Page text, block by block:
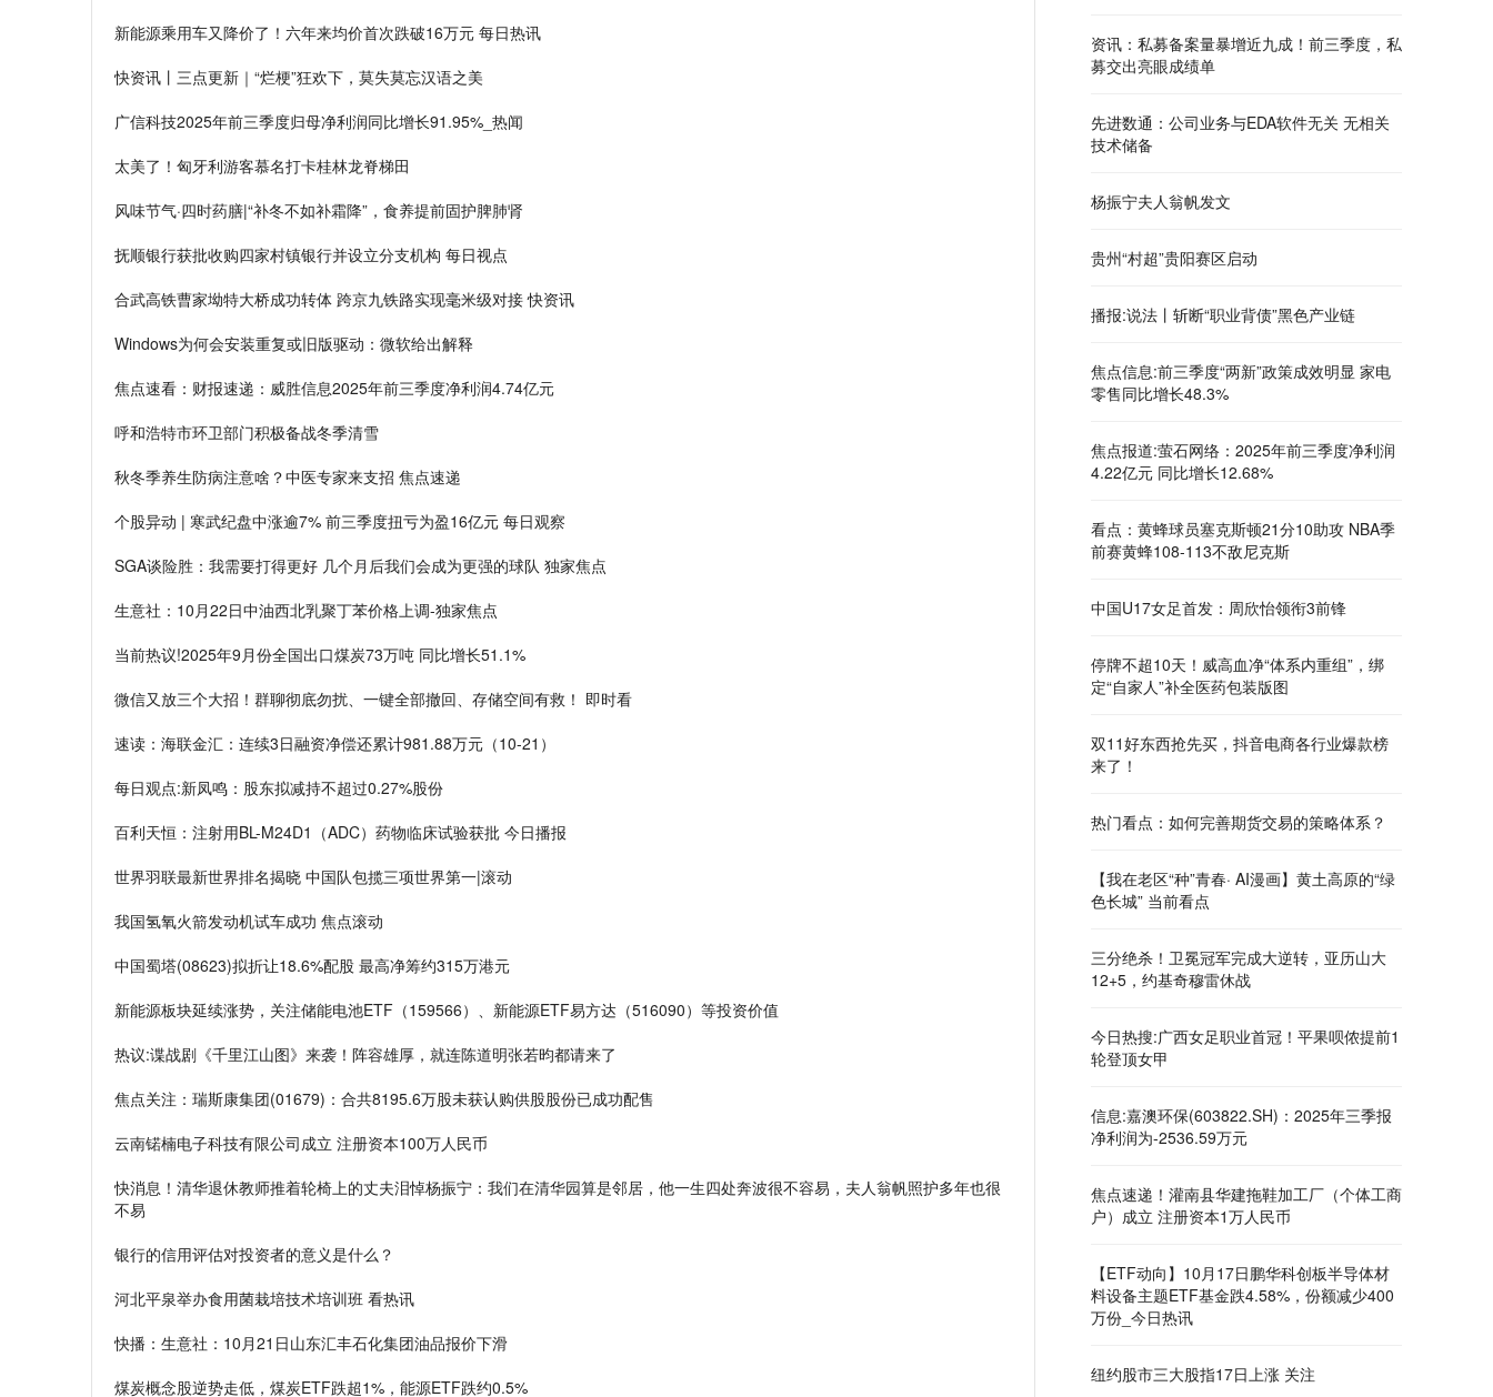
新能源乘用车又降价了！六年来均价首次跌破16万元 每日热讯
快资讯丨三点更新｜“烂梗”狂欢下，莫失莫忘汉语之美
广信科技2025年前三季度归母净利润同比增长91.95%_热闻
太美了！匈牙利游客慕名打卡桂林龙脊梯田
风味节气·四时药膳|“补冬不如补霜降”，食养提前固护脾肺肾
抚顺银行获批收购四家村镇银行并设立分支机构 每日视点
合武高铁曹家坳特大桥成功转体 跨京九铁路实现毫米级对接 快资讯
Windows为何会安装重复或旧版驱动：微软给出解释
焦点速看：财报速递：威胜信息2025年前三季度净利润4.74亿元
呼和浩特市环卫部门积极备战冬季清雪
秋冬季养生防病注意啥？中医专家来支招 焦点速递
个股异动 | 寒武纪盘中涨逾7% 前三季度扭亏为盈16亿元 每日观察
SGA谈险胜：我需要打得更好 几个月后我们会成为更强的球队 独家焦点
生意社：10月22日中油西北乳聚丁苯价格上调-独家焦点
当前热议!2025年9月份全国出口煤炭73万吨 同比增长51.1%
微信又放三个大招！群聊彻底勿扰、一键全部撤回、存储空间有救！ 即时看
速读：海联金汇：连续3日融资净偿还累计981.88万元（10-21）
每日观点:新凤鸣：股东拟减持不超过0.27%股份
百利天恒：注射用BL-M24D1（ADC）药物临床试验获批 今日播报
世界羽联最新世界排名揭晓 中国队包揽三项世界第一|滚动
我国氢氧火箭发动机试车成功 焦点滚动
中国蜀塔(08623)拟折让18.6%配股 最高净筹约315万港元
新能源板块延续涨势，关注储能电池ETF（159566）、新能源ETF易方达（516090）等投资价值
热议:谍战剧《千里江山图》来袭！阵容雄厚，就连陈道明张若昀都请来了
焦点关注：瑞斯康集团(01679)：合共8195.6万股未获认购供股股份已成功配售
云南锘楠电子科技有限公司成立 注册资本100万人民币
快消息！清华退休教师推着轮椅上的丈夫泪悼杨振宁：我们在清华园算是邻居，他一生四处奔波很不容易，夫人翁帆照护多年也很
不易
银行的信用评估对投资者的意义是什么？
河北平泉举办食用菌栽培技术培训班 看热讯
快播：生意社：10月21日山东汇丰石化集团油品报价下滑
煤炭概念股逆势走低，煤炭ETF跌超1%，能源ETF跌约0.5%
资讯：私募备案量暴增近九成！前三季度，私
募交出亮眼成绩单
先进数通：公司业务与EDA软件无关 无相关
技术储备
杨振宁夫人翁帆发文
贵州“村超”贵阳赛区启动
播报:说法丨斩断“职业背债”黑色产业链
焦点信息:前三季度“两新”政策成效明显 家电
零售同比增长48.3%
焦点报道:萤石网络：2025年前三季度净利润
4.22亿元 同比增长12.68%
看点：黄蜂球员塞克斯顿21分10助攻 NBA季
前赛黄蜂108-113不敌尼克斯
中国U17女足首发：周欣怡领衔3前锋
停牌不超10天！威高血净“体系内重组”，绑
定“自家人”补全医药包装版图
双11好东西抢先买，抖音电商各行业爆款榜
来了！
热门看点：如何完善期货交易的策略体系？
【我在老区“种”青春· AI漫画】黄土高原的“绿
色长城” 当前看点
三分绝杀！卫冕冠军完成大逆转，亚历山大
12+5，约基奇穆雷休战
今日热搜:广西女足职业首冠！平果呗侬提前1
轮登顶女甲
信息:嘉澳环保(603822.SH)：2025年三季报
净利润为-2536.59万元
焦点速递！灌南县华建拖鞋加工厂（个体工商
户）成立 注册资本1万人民币
【ETF动向】10月17日鹏华科创板半导体材
料设备主题ETF基金跌4.58%，份额减少400
万份_今日热讯
纽约股市三大股指17日上涨 关注